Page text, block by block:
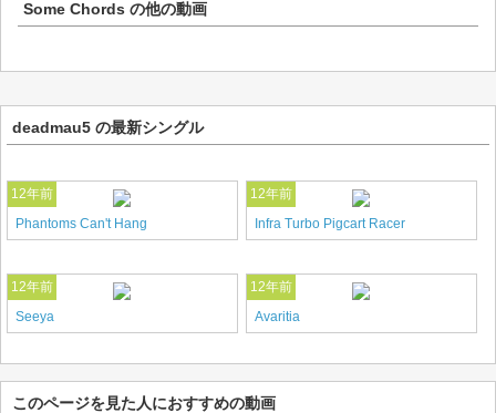
Some Chords の他の動画
deadmau5 の最新シングル
12年前
Phantoms Can't Hang
12年前
Infra Turbo Pigcart Racer
12年前
Seeya
12年前
Avaritia
このページを見た人におすすめの動画